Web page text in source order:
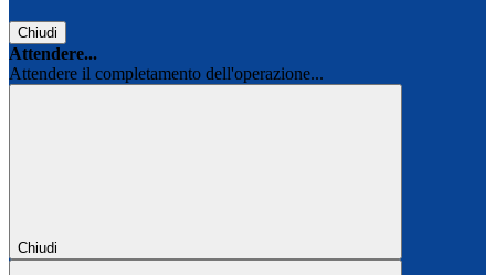
Chiudi
Attendere...
Attendere il completamento dell'operazione...
Chiudi